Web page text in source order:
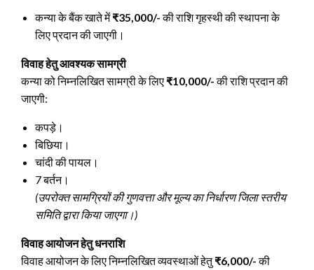
कन्या के बैंक खाते में₹35,000/-की राशि गृहस्थी की स्थापना के
लिए प्रदान की जाएगी।
विवाह हेतु आवश्यक सामग्री
कन्या को निम्नलिखित सामग्री के लिए ₹10,000/-की राशि प्रदान की
जाएगी:
कपड़े।
बिछिया।
चांदी की पायल।
7 बर्तन।
(उपरोक्त सामग्रियों की गुणवत्ता और मूल्य का निर्धारण जिला स्तरीय
समिति द्वारा किया जाएगा।)
विवाह आयोजन हेतु धनराशि
विवाह आयोजन के लिए निम्नलिखित व्यवस्थाओं हेतु₹6,000/-की